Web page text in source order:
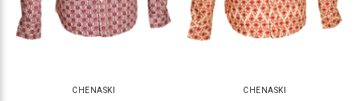
CHENASKI CHENASKI